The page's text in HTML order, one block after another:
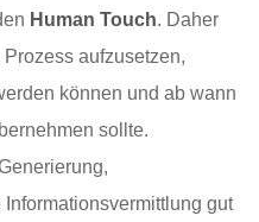
Human Touch. Daher
aufzusetzen,
können und ab wann
sollte.
gut